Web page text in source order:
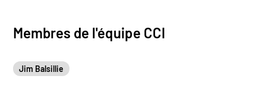
Membres de l'équipe CCI
Jim Balsillie